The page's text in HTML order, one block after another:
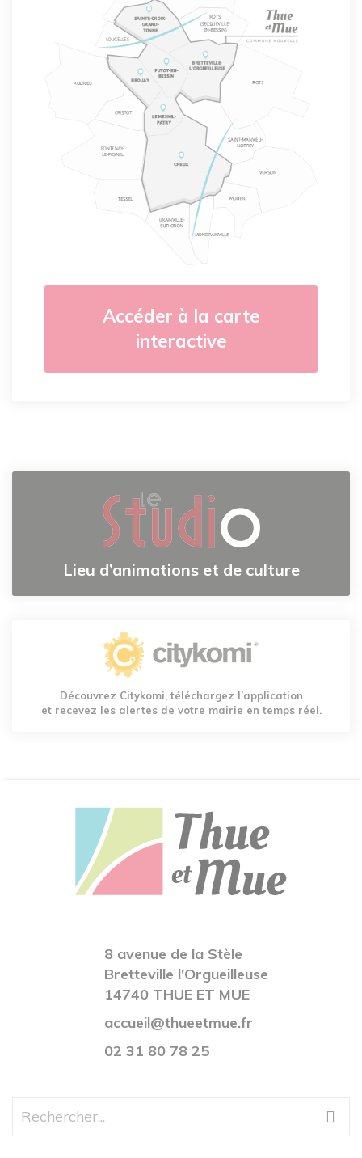
Accéder à la carte
interactive
Lieu d’animations et de culture
Découvrez Citykomi, téléchargez l’application
et recevez les alertes de votre mairie en temps réel.
8 avenue de la Stèle
Bretteville l'Orgueilleuse
14740 THUE ET MUE
accueil@thueetmue.fr
02 31 80 78 25